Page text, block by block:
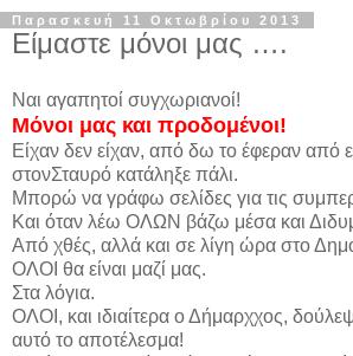
Παρασκευή 11 Οκτωβρίου 2013
Είμαστε μόνοι μας ….
Ναι αγαπητοί συγχωριανοί!
Μόνοι μας και προδομένοι!
Είχαν δεν είχαν, από δω το έφεραν από
στονΣταυρό κατάληξε πάλι.
Μπορώ να γράφω σελίδες για τις
Και όταν λέω ΟΛΩΝ βάζω μέσα και
Από χθές, αλλά και σε λίγη ώρα στο
ΟΛΟΙ θα είναι μαζί μας.
Στα λόγια.
ΟΛΟΙ, και ιδιαίτερα ο Δήμαρχχος,
αυτό το αποτέλεσμα!